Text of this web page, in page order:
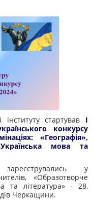
інституту стартував І
конкурсу
«Географія»,
мова та
у
«Образотворче
та література» - 28,
Черкащини.